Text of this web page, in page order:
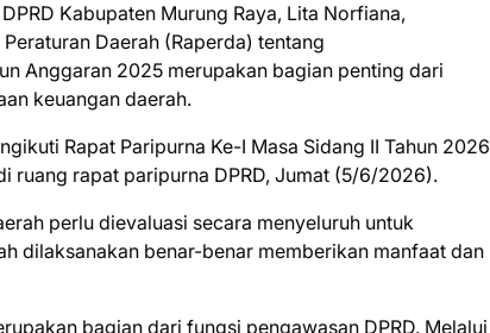
Kabupaten Murung Raya, Lita Norfiana,
Daerah (Raperda) tentang
Anggaran 2025 merupakan bagian penting dari
keuangan daerah.
Rapat Paripurna Ke-I Masa Sidang II Tahun 2026
ruang rapat paripurna DPRD, Jumat (5/6/2026).
perlu dievaluasi secara menyeluruh untuk
dilaksanakan benar-benar memberikan manfaat dan
bagian dari fungsi pengawasan DPRD. Melalui